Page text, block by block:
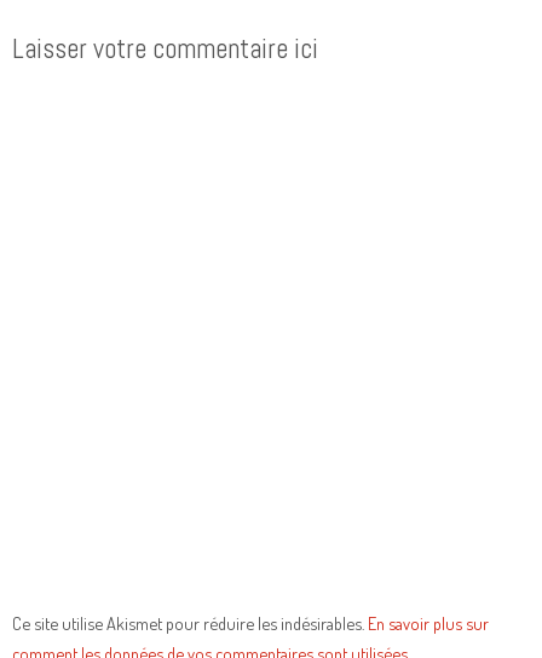
Laisser votre commentaire ici
Ce site utilise Akismet pour réduire les indésirables. En savoir plus sur
comment les données de vos commentaires sont utilisées